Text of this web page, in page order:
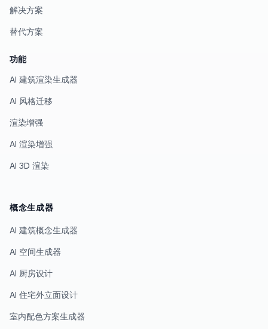
解决方案
替代方案
功能
AI 建筑渲染生成器
AI 风格迁移
渲染增强
AI 渲染增强
AI 3D 渲染
概念生成器
AI 建筑概念生成器
AI 空间生成器
AI 厨房设计
AI 住宅外立面设计
室内配色方案生成器